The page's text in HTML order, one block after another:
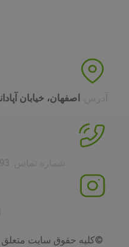
©کلیه حقوق سایت متعلق